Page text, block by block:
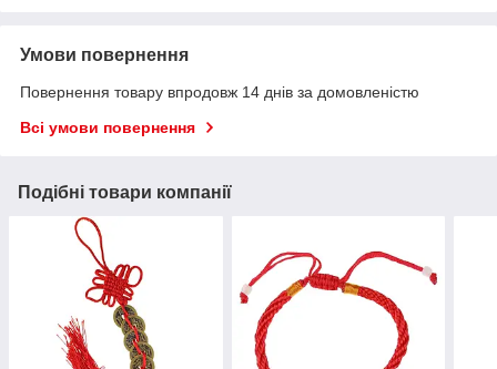
Умови повернення
Повернення товару впродовж 14 днів за домовленістю
Всі умови повернення
Подібні товари компанії